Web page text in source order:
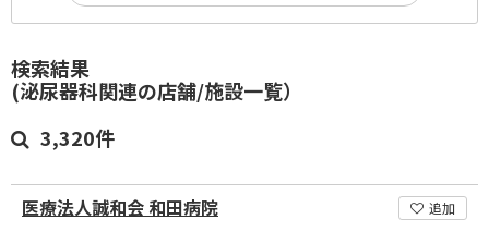
検索結果
(泌尿器科関連の店舗/施設一覧）
3,320件
医療法人誠和会 和田病院 追加